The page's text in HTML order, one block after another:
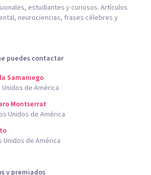
estudiantes y curiosos. Artículos
neurociencias, frases célebres y
puedes contactar
Samaniego
de América
Montserrat
Unidos de América
Unidos de América
y premiados